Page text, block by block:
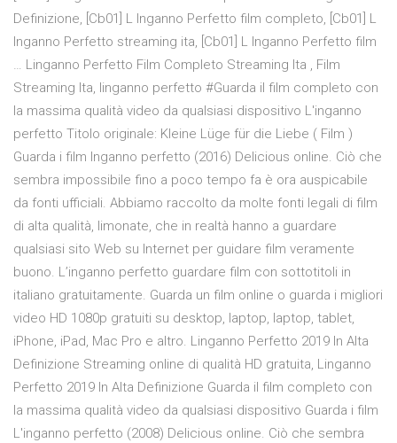
Definizione, [Cb01] L Inganno Perfetto film completo, [Cb01] L
Inganno Perfetto streaming ita, [Cb01] L Inganno Perfetto film
… Linganno Perfetto Film Completo Streaming Ita , Film
Streaming Ita, linganno perfetto #Guarda il film completo con
la massima qualità video da qualsiasi dispositivo L'inganno
perfetto Titolo originale: Kleine Lüge für die Liebe ( Film )
Guarda i film Inganno perfetto (2016) Delicious online. Ciò che
sembra impossibile fino a poco tempo fa è ora auspicabile
da fonti ufficiali. Abbiamo raccolto da molte fonti legali di film
di alta qualità, limonate, che in realtà hanno a guardare
qualsiasi sito Web su Internet per guidare film veramente
buono. L’inganno perfetto guardare film con sottotitoli in
italiano gratuitamente. Guarda un film online o guarda i migliori
video HD 1080p gratuiti su desktop, laptop, laptop, tablet,
iPhone, iPad, Mac Pro e altro. Linganno Perfetto 2019 In Alta
Definizione Streaming online di qualità HD gratuita, Linganno
Perfetto 2019 In Alta Definizione Guarda il film completo con
la massima qualità video da qualsiasi dispositivo Guarda i film
L'inganno perfetto (2008) Delicious online. Ciò che sembra